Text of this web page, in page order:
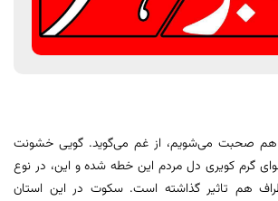
هم صحبت می‌شویم، از غم می‌گوید. گویی خشونت
گرم کویری دل مردم این خطه شده و این، در نوع
هم تاثیر گذاشته است. سکوت در این استان